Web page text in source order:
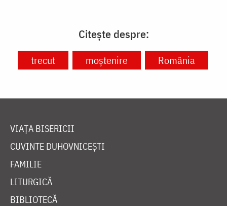
Citește despre:
trecut moștenire România
VIAȚA BISERICII
CUVINTE DUHOVNICEȘTI
FAMILIE
LITURGICĂ
BIBLIOTECĂ